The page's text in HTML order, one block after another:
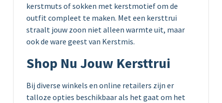
kerstmuts of sokken met kerstmotief om de
outfit compleet te maken. Met een kersttrui
straalt jouw zoon niet alleen warmte uit, maar
ook de ware geest van Kerstmis.
Shop Nu Jouw Kersttrui
Bij diverse winkels en online retailers zijn er
talloze opties beschikbaar als het gaat om het